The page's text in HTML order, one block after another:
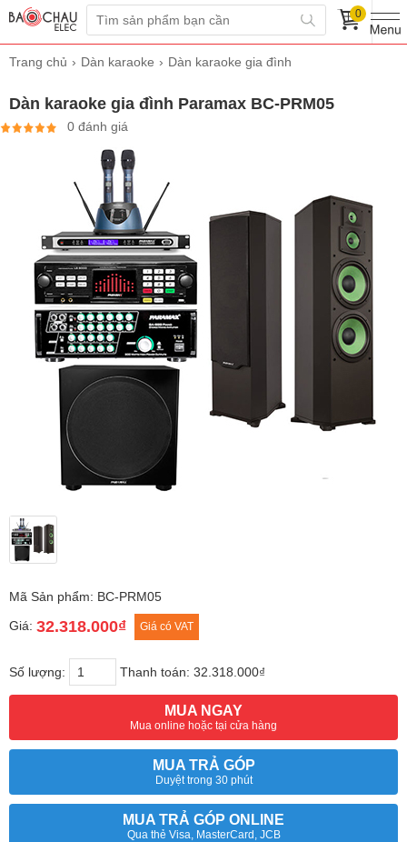
0
Trang chủ Dàn karaoke Dàn karaoke gia đình
Dàn karaoke gia đình Paramax BC-PRM05
0 đánh giá
Mã Sản phẩm: BC-PRM05
Giá: 32.318.000₫ Giá có VAT
Số lượng: Thanh toán: 32.318.000₫
MUA NGAY
Mua online hoặc tại cửa hàng
MUA TRẢ GÓP
Duyệt trong 30 phút
MUA TRẢ GÓP ONLINE
Qua thẻ Visa, MasterCard, JCB